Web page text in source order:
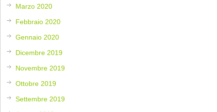
Marzo 2020
Febbraio 2020
Gennaio 2020
Dicembre 2019
Novembre 2019
Ottobre 2019
Settembre 2019